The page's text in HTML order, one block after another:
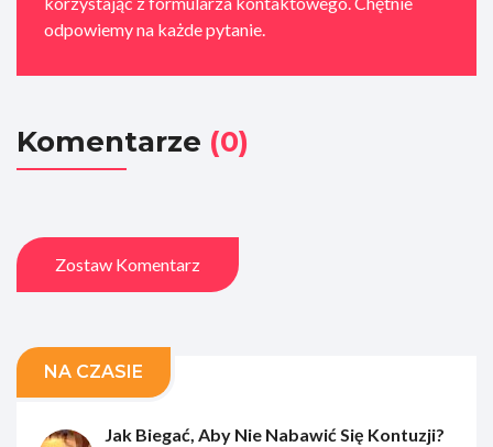
odpowiemy na każde pytanie.
Komentarze (0)
Zostaw Komentarz
NA CZASIE
Jak Biegać, Aby Nie Nabawić Się Kontuzji?